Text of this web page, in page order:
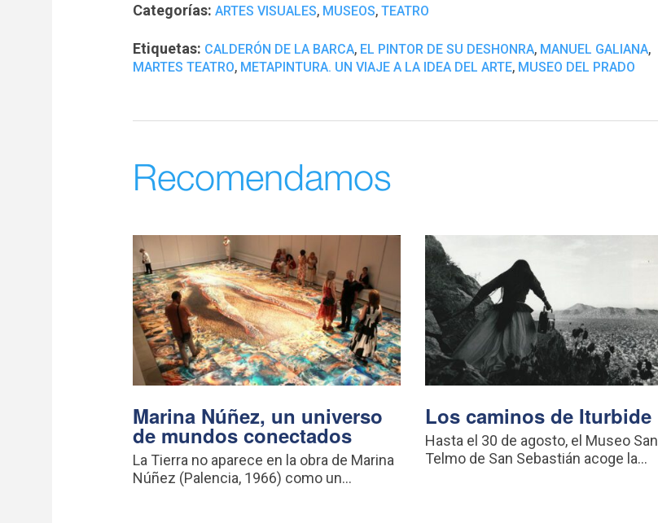
Categorías: ARTES VISUALES, MUSEOS, TEATRO
Etiquetas: CALDERÓN DE LA BARCA, EL PINTOR DE SU DESHONRA, MANUEL GALIANA,
MARTES TEATRO, METAPINTURA. UN VIAJE A LA IDEA DEL ARTE, MUSEO DEL PRADO
Recomendamos
Marina Núñez, un universo
de mundos conectados
La Tierra no aparece en la obra de Marina
Núñez (Palencia, 1966) como un...
Los caminos de Iturbide
Hasta el 30 de agosto, el Museo San
Telmo de San Sebastián acoge la...